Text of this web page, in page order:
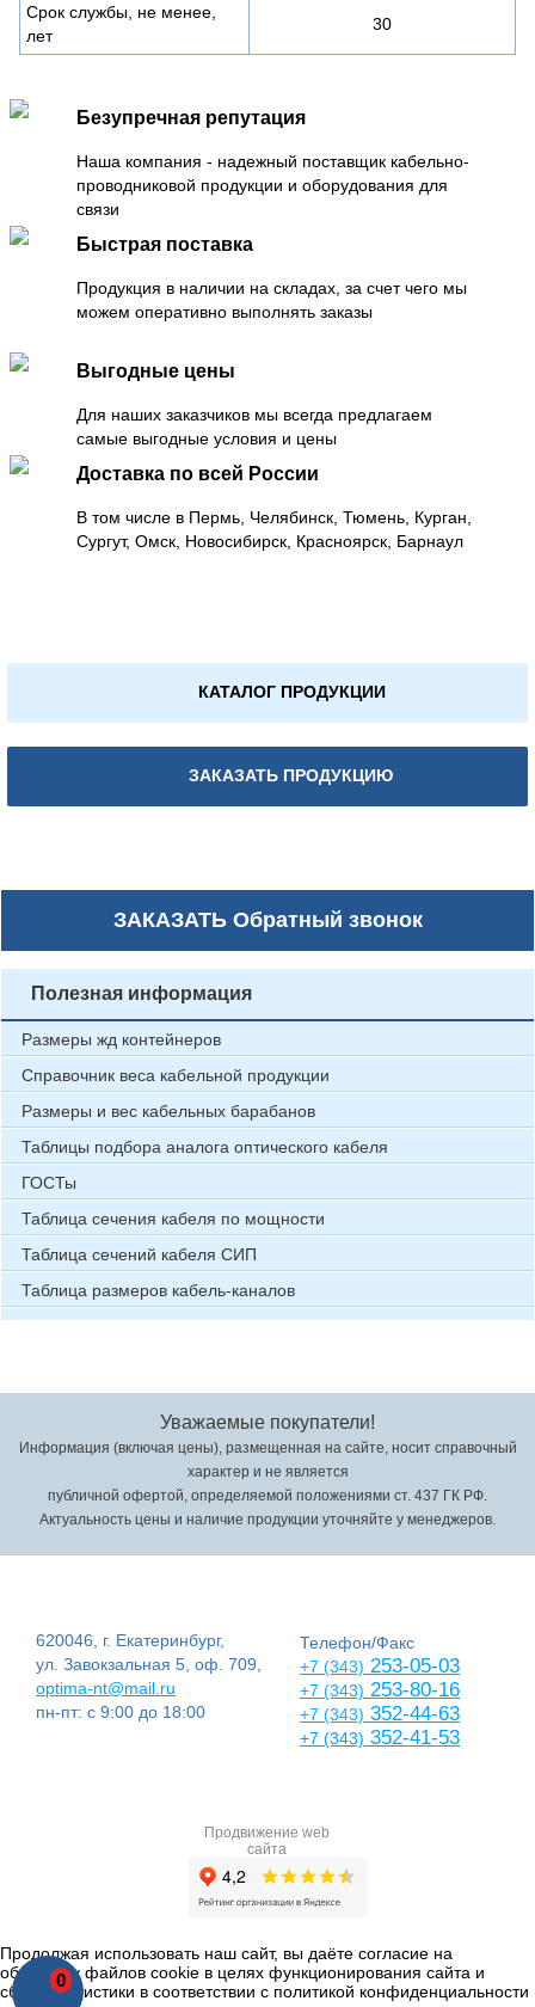
Срок службы, не менее,
лет
30
Безупречная репутация
Наша компания - надежный поставщик кабельно-
проводниковой продукции и оборудования для
связи
Быстрая поставка
Продукция в наличии на складах, за счет чего мы
можем оперативно выполнять заказы
Выгодные цены
Для наших заказчиков мы всегда предлагаем
самые выгодные условия и цены
Доставка по всей России
В том числе в Пермь, Челябинск, Тюмень, Курган,
Сургут, Омск, Новосибирск, Красноярск, Барнаул
КАТАЛОГ ПРОДУКЦИИ
ЗАКАЗАТЬ ПРОДУКЦИЮ
ЗАКАЗАТЬОбратный звонок
0
Полезная информация
Размеры жд контейнеров
Справочник веса кабельной продукции
Размеры и вес кабельных барабанов
Таблицы подбора аналога оптического кабеля
ГОСТы
Таблица сечения кабеля по мощности
Таблица сечений кабеля СИП
Таблица размеров кабель-каналов
Уважаемые покупатели!
Информация (включая цены), размещенная на сайте, носит справочный
характер и не является
публичной офертой, определяемой положениями ст. 437 ГК РФ.
Актуальность цены и наличие продукции уточняйте у менеджеров.
620046, г. Екатеринбург,
ул. Завокзальная 5, оф. 709,
optima-nt@mail.ru
пн-пт: с 9:00 до 18:00
Телефон/Факс
+7 (343) 253-05-03
+7 (343) 253-80-16
+7 (343) 352-44-63
+7 (343) 352-41-53
Продвижение web
сайта
Продолжая использовать наш сайт, вы даёте согласие на
обработку файлов cookie в целях функционирования сайта и
сбора статистики в соответствии с политикой конфиденциальности